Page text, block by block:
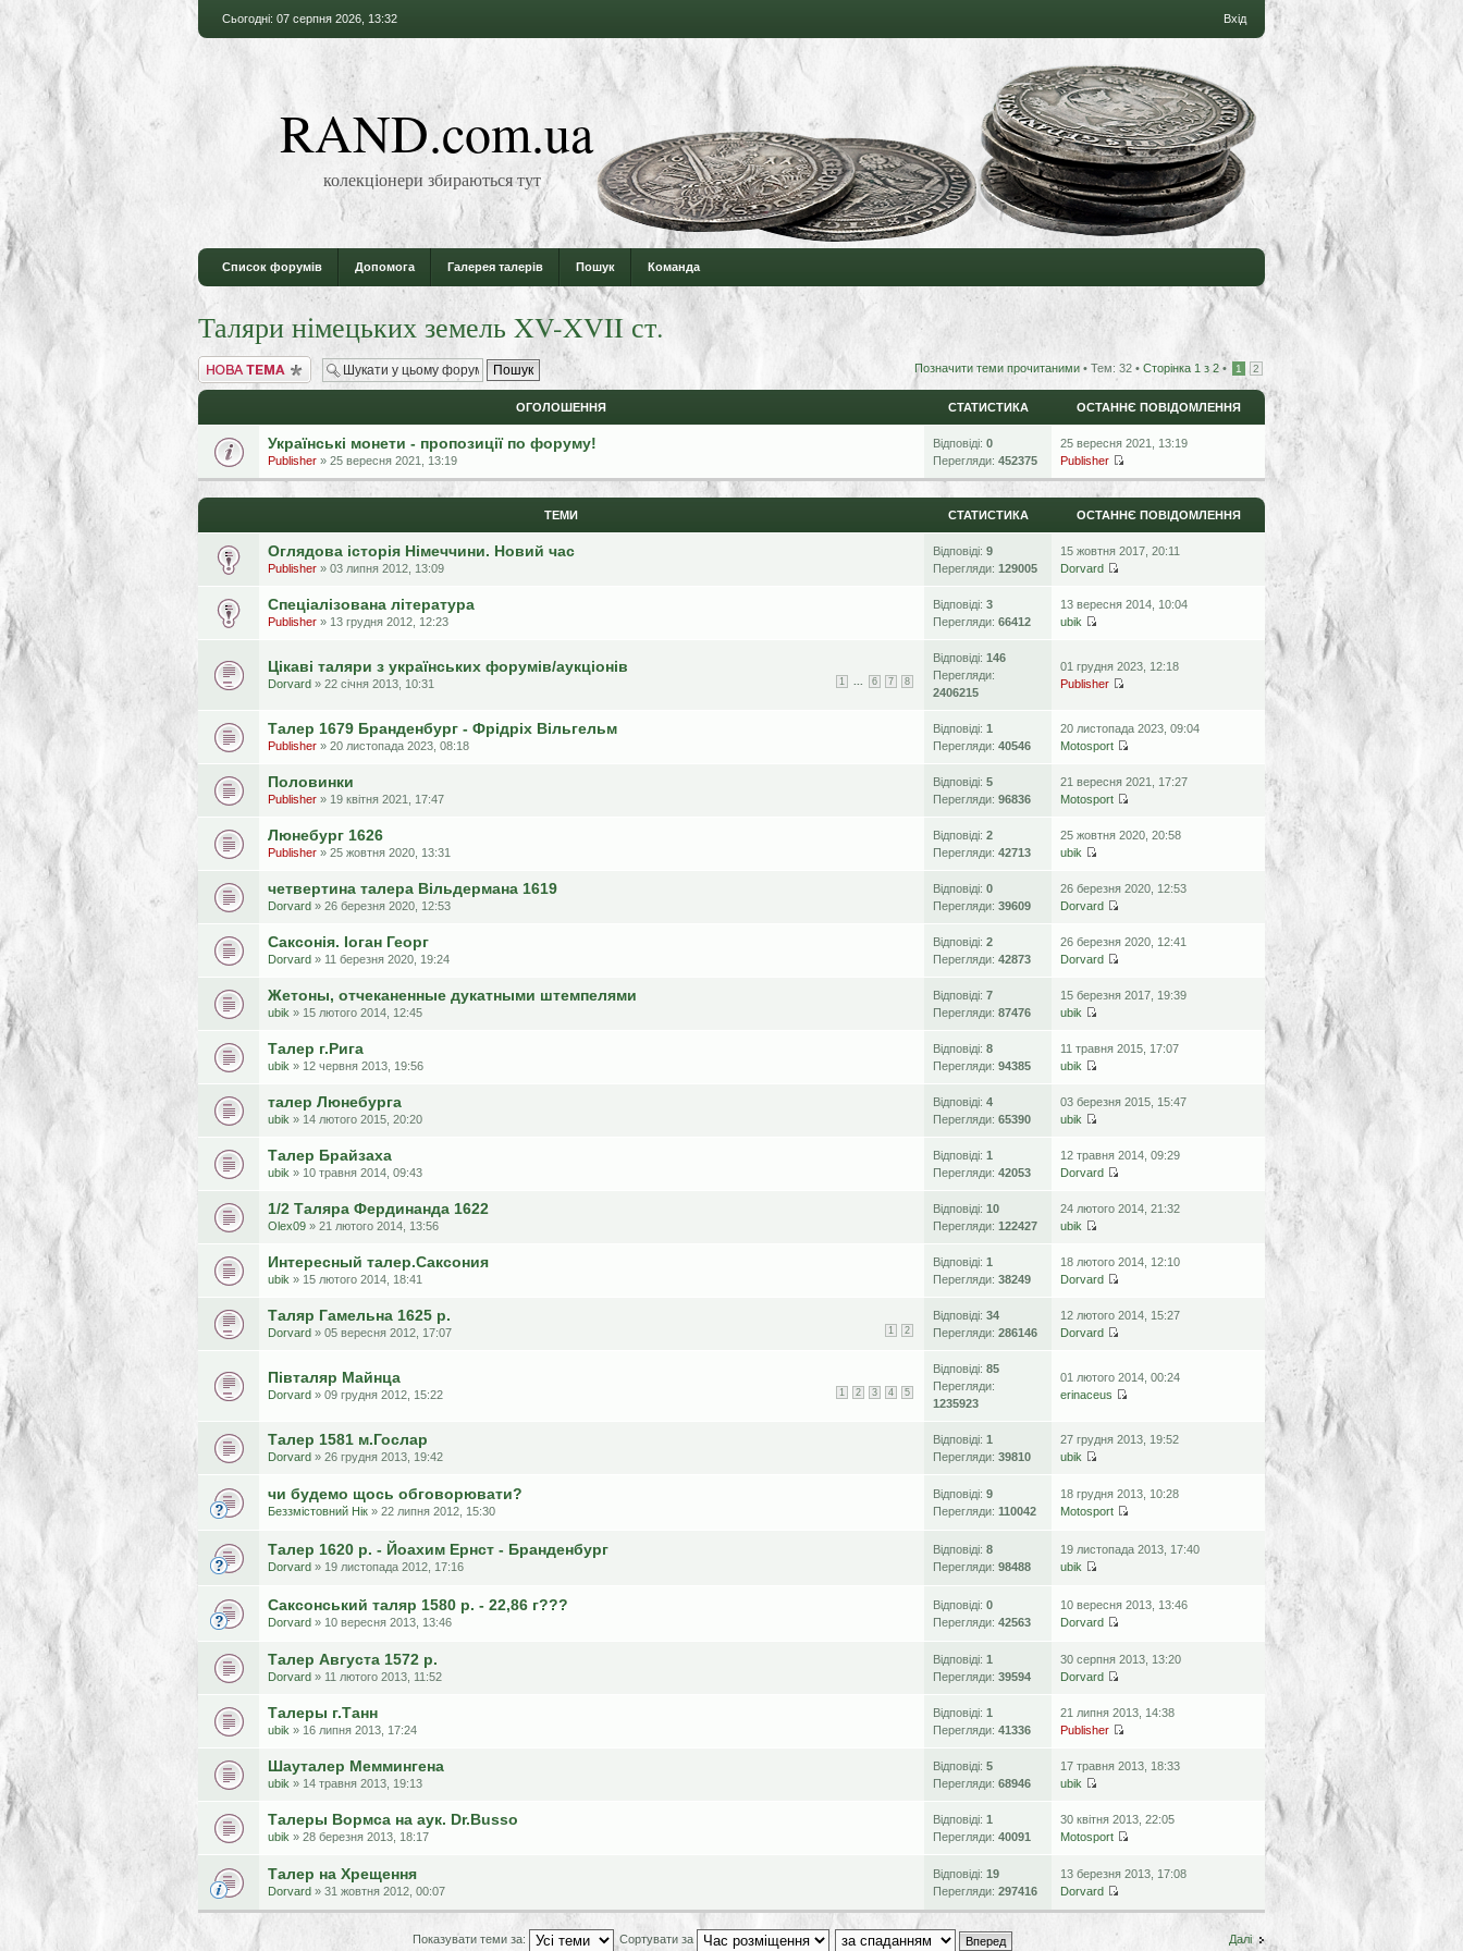
Сьогодні: 07 серпня 2026, 13:32 Вхід
RAND.com.ua
колекціонери збираються тут
Список форумів Допомога Галерея талерів Пошук Команда
Таляри німецьких земель XV-XVII ст.
Створити нову тему Позначити теми прочитаними • Тем: 32 • Сторінка 1 з 2 • 1 2
ОГОЛОШЕННЯ СТАТИСТИКА ОСТАННЄ ПОВІДОМЛЕННЯ
Українські монети - пропозиції по форуму!
Publisher » 25 вересня 2021, 13:19
Відповіді: 0
Перегляди: 452375
25 вересня 2021, 13:19
Publisher
ТЕМИ СТАТИСТИКА ОСТАННЄ ПОВІДОМЛЕННЯ
Оглядова історія Німеччини. Новий час
Publisher » 03 липня 2012, 13:09
Відповіді: 9
Перегляди: 129005
15 жовтня 2017, 20:11
Dorvard
Спеціалізована література
Publisher » 13 грудня 2012, 12:23
Відповіді: 3
Перегляди: 66412
13 вересня 2014, 10:04
ubik
Цікаві таляри з українських форумів/аукціонів
1 6 7 8
Dorvard » 22 січня 2013, 10:31
Відповіді: 146
Перегляди:
2406215
01 грудня 2023, 12:18
Publisher
Талер 1679 Бранденбург - Фрідріх Вільгельм
Publisher » 20 листопада 2023, 08:18
Відповіді: 1
Перегляди: 40546
20 листопада 2023, 09:04
Motosport
Половинки
Publisher » 19 квітня 2021, 17:47
Відповіді: 5
Перегляди: 96836
21 вересня 2021, 17:27
Motosport
Люнебург 1626
Publisher » 25 жовтня 2020, 13:31
Відповіді: 2
Перегляди: 42713
25 жовтня 2020, 20:58
ubik
четвертина талера Вільдермана 1619
Dorvard » 26 березня 2020, 12:53
Відповіді: 0
Перегляди: 39609
26 березня 2020, 12:53
Dorvard
Саксонія. Іоган Георг
Dorvard » 11 березня 2020, 19:24
Відповіді: 2
Перегляди: 42873
26 березня 2020, 12:41
Dorvard
Жетоны, отчеканенные дукатными штемпелями
ubik » 15 лютого 2014, 12:45
Відповіді: 7
Перегляди: 87476
15 березня 2017, 19:39
ubik
Талер г.Рига
ubik » 12 червня 2013, 19:56
Відповіді: 8
Перегляди: 94385
11 травня 2015, 17:07
ubik
талер Люнебурга
ubik » 14 лютого 2015, 20:20
Відповіді: 4
Перегляди: 65390
03 березня 2015, 15:47
ubik
Талер Брайзаха
ubik » 10 травня 2014, 09:43
Відповіді: 1
Перегляди: 42053
12 травня 2014, 09:29
Dorvard
1/2 Таляра Фердинанда 1622
Olex09 » 21 лютого 2014, 13:56
Відповіді: 10
Перегляди: 122427
24 лютого 2014, 21:32
ubik
Интересный талер.Саксония
ubik » 15 лютого 2014, 18:41
Відповіді: 1
Перегляди: 38249
18 лютого 2014, 12:10
Dorvard
Таляр Гамельна 1625 р.
1 2
Dorvard » 05 вересня 2012, 17:07
Відповіді: 34
Перегляди: 286146
12 лютого 2014, 15:27
Dorvard
Півталяр Майнца
1 2 3 4 5
Dorvard » 09 грудня 2012, 15:22
Відповіді: 85
Перегляди:
1235923
01 лютого 2014, 00:24
erinaceus
Талер 1581 м.Гослар
Dorvard » 26 грудня 2013, 19:42
Відповіді: 1
Перегляди: 39810
27 грудня 2013, 19:52
ubik
чи будемо щось обговорювати?
Беззмiстовний Нiк » 22 липня 2012, 15:30
Відповіді: 9
Перегляди: 110042
18 грудня 2013, 10:28
Motosport
Талер 1620 р. - Йоахим Ернст - Бранденбург
Dorvard » 19 листопада 2012, 17:16
Відповіді: 8
Перегляди: 98488
19 листопада 2013, 17:40
ubik
Саксонський таляр 1580 р. - 22,86 г???
Dorvard » 10 вересня 2013, 13:46
Відповіді: 0
Перегляди: 42563
10 вересня 2013, 13:46
Dorvard
Талер Августа 1572 р.
Dorvard » 11 лютого 2013, 11:52
Відповіді: 1
Перегляди: 39594
30 серпня 2013, 13:20
Dorvard
Талеры г.Танн
ubik » 16 липня 2013, 17:24
Відповіді: 1
Перегляди: 41336
21 липня 2013, 14:38
Publisher
Шауталер Меммингена
ubik » 14 травня 2013, 19:13
Відповіді: 5
Перегляди: 68946
17 травня 2013, 18:33
ubik
Талеры Вормса на аук. Dr.Busso
ubik » 28 березня 2013, 18:17
Відповіді: 1
Перегляди: 40091
30 квітня 2013, 22:05
Motosport
Талер на Хрещення
Dorvard » 31 жовтня 2012, 00:07
Відповіді: 19
Перегляди: 297416
13 березня 2013, 17:08
Dorvard
Далі
Показувати теми за: Сортувати за